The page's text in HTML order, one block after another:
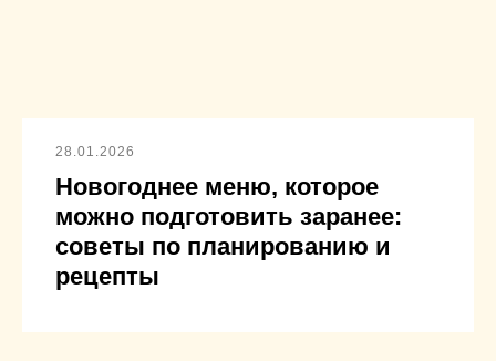
28.01.2026
Новогоднее меню, которое
можно подготовить заранее:
советы по планированию и
рецепты